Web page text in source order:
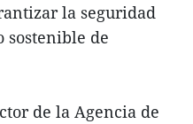
la seguridad
sostenible de
de la Agencia de